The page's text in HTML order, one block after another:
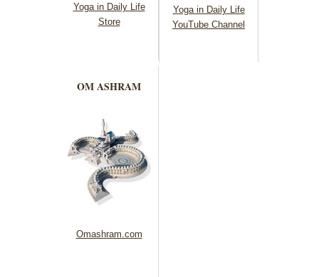
Yoga in Daily Life
Store
Yoga in Daily Life
YouTube Channel
OM ASHRAM
Omashram.com